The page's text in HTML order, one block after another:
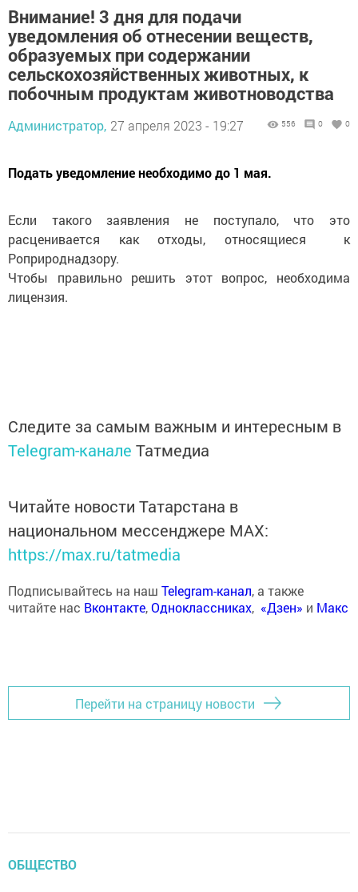
Внимание! 3 дня для подачи
уведомления об отнесении веществ,
образуемых при содержании
сельскохозяйственных животных, к
побочным продуктам животноводства
Администратор, 27 апреля 2023 - 19:27 556 0 0
Подать уведомление необходимо до 1 мая.
Если такого заявления не поступало, что это
расценивается как отходы, относящиеся к
Роприроднадзору.
Чтобы правильно решить этот вопрос, необходима
лицензия.
Следите за самым важным и интересным в
Telegram-канале Татмедиа
Читайте новости Татарстана в
национальном мессенджере MАХ:
https://max.ru/tatmedia
Подписывайтесь на наш Telegram-канал, а также
читайте нас Вконтакте,Одноклассниках, «Дзен» и Макс
Перейти на страницу новости
ОБЩЕСТВО